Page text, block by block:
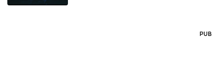
PUB